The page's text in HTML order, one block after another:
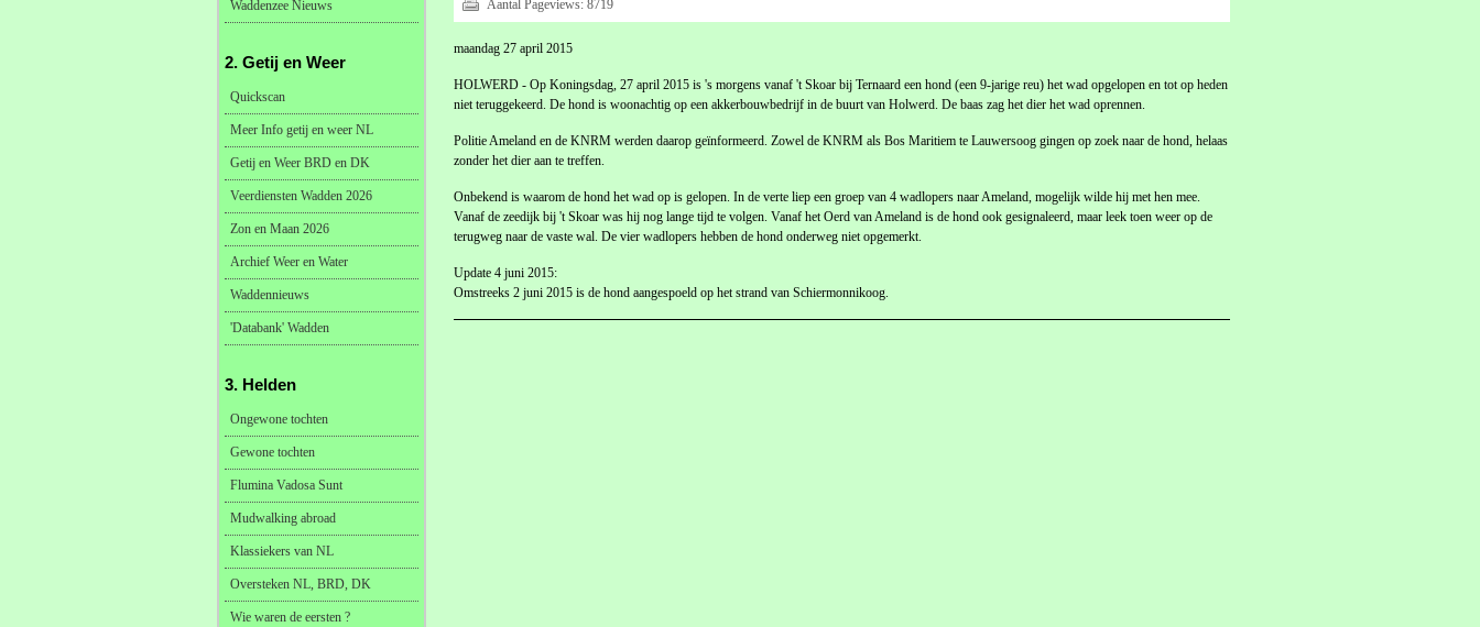
Aantal Pageviews: 8719
maandag 27 april 2015
HOLWERD - Op Koningsdag, 27 april 2015 is 's morgens vanaf 't Skoar bij Ternaard een hond (een 9-jarige reu) het wad opgelopen en tot op heden
niet teruggekeerd. De hond is woonachtig op een akkerbouwbedrijf in de buurt van Holwerd. De baas zag het dier het wad oprennen.
Politie Ameland en de KNRM werden daarop geïnformeerd. Zowel de KNRM als Bos Maritiem te Lauwersoog gingen op zoek naar de hond, helaas
zonder het dier aan te treffen.
Onbekend is waarom de hond het wad op is gelopen. In de verte liep een groep van 4 wadlopers naar Ameland, mogelijk wilde hij met hen mee.
Vanaf de zeedijk bij 't Skoar was hij nog lange tijd te volgen. Vanaf het Oerd van Ameland is de hond ook gesignaleerd, maar leek toen weer op de
terugweg naar de vaste wal. De vier wadlopers hebben de hond onderweg niet opgemerkt.
Update 4 juni 2015:
Omstreeks 2 juni 2015 is de hond aangespoeld op het strand van Schiermonnikoog.
Waddenzee Nieuws
2. Getij en Weer
Quickscan
Meer Info getij en weer NL
Getij en Weer BRD en DK
Veerdiensten Wadden 2026
Zon en Maan 2026
Archief Weer en Water
Waddennieuws
'Databank' Wadden
3. Helden
Ongewone tochten
Gewone tochten
Flumina Vadosa Sunt
Mudwalking abroad
Klassiekers van NL
Oversteken NL, BRD, DK
Wie waren de eersten ?